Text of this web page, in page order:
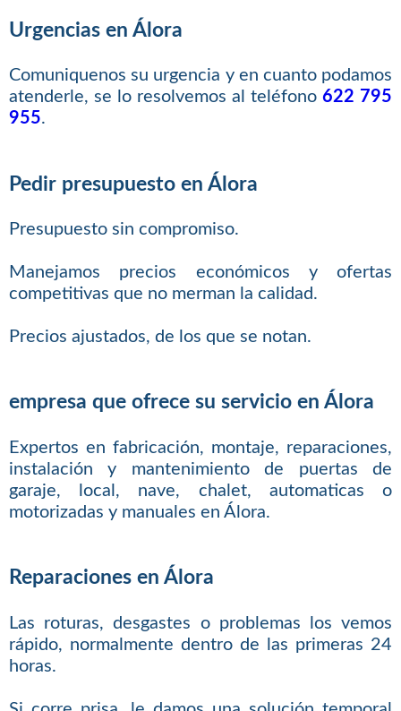
Urgencias en Álora
Comuniquenos su urgencia y en cuanto podamos
atenderle, se lo resolvemos al teléfono622 795
955.
Pedir presupuesto en Álora
Presupuesto sin compromiso.
Manejamos precios económicos y ofertas
competitivas que no merman la calidad.
Precios ajustados, de los que se notan.
empresa que ofrece su servicio en Álora
Expertos en fabricación, montaje, reparaciones,
instalación y mantenimiento de puertas de
garaje, local, nave, chalet, automaticas o
motorizadas y manuales en Álora.
Reparaciones en Álora
Las roturas, desgastes o problemas los vemos
rápido, normalmente dentro de las primeras 24
horas.